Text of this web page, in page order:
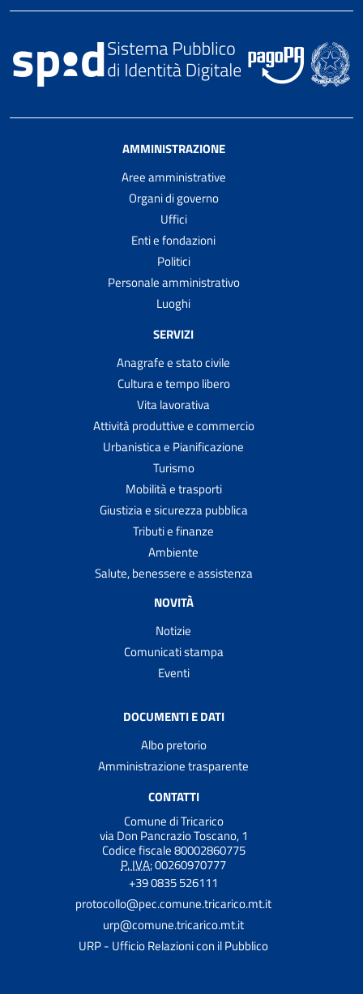
AMMINISTRAZIONE
Aree amministrative
Organi di governo
Uffici
Enti e fondazioni
Politici
Personale amministrativo
Luoghi
SERVIZI
Anagrafe e stato civile
Cultura e tempo libero
Vita lavorativa
Attività produttive e commercio
Urbanistica e Pianificazione
Turismo
Mobilità e trasporti
Giustizia e sicurezza pubblica
Tributi e finanze
Ambiente
Salute, benessere e assistenza
NOVITÀ
Notizie
Comunicati stampa
Eventi
DOCUMENTI E DATI
Albo pretorio
Amministrazione trasparente
CONTATTI
Comune di Tricarico
via Don Pancrazio Toscano, 1
Codice fiscale 80002860775
P. IVA:00260970777
+39 0835 526111
protocollo@pec.comune.tricarico.mt.it
urp@comune.tricarico.mt.it
URP - Ufficio Relazioni con il Pubblico